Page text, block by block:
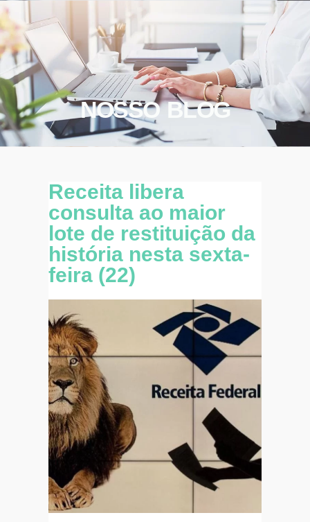
NOSSO BLOG
Receita libera
consulta ao maior
lote de restituição da
história nesta sexta-
feira (22)